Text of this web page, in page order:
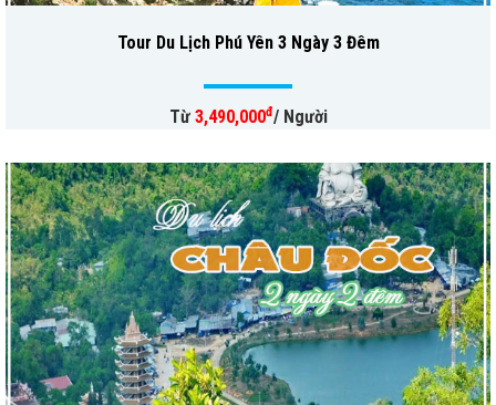
Tour Du Lịch Phú Yên 3 Ngày 3 Đêm
Từ 3,490,000đ/ Người